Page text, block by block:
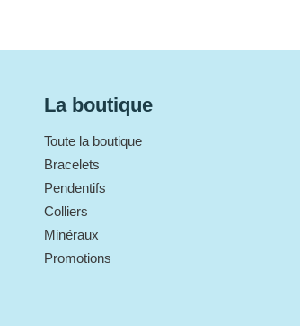
La boutique
Toute la boutique
Bracelets
Pendentifs
Colliers
Minéraux
Promotions